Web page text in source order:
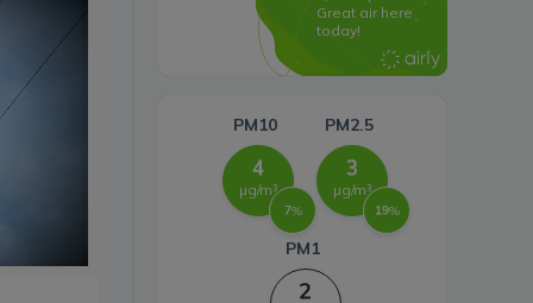
Systemy magazynowania